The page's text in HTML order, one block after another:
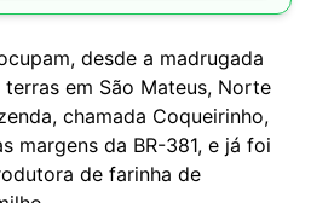
desde a madrugada
em São Mateus, Norte
chamada Coqueirinho,
margens da BR-381, e já foi
de farinha de